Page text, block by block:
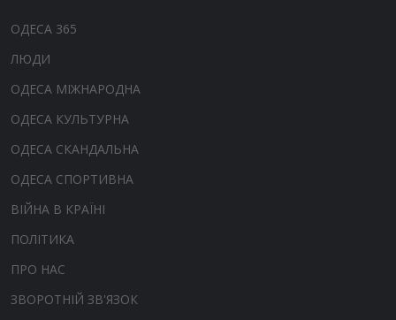
ОДЕСА 365
ЛЮДИ
ОДЕСА МІЖНАРОДНА
ОДЕСА КУЛЬТУРНА
ОДЕСА СКАНДАЛЬНА
ОДЕСА СПОРТИВНА
ВІЙНА В КРАЇНІ
ПОЛІТИКА
ПРО НАС
ЗВОРОТНІЙ ЗВ'ЯЗОК